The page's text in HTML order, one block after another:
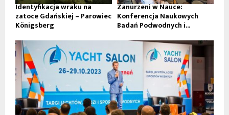
Identyfikacja wraku na
zatoce Gdańskiej – Parowiec
Königsberg
Zanurzeni w Nauce:
Konferencja Naukowych
Badań Podwodnych i...